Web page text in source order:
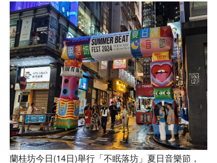
蘭桂坊今日(14日)舉行「不眠落坊」夏日音樂節，